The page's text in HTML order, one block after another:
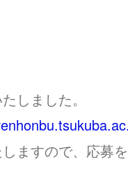
しました。
ますので、応募